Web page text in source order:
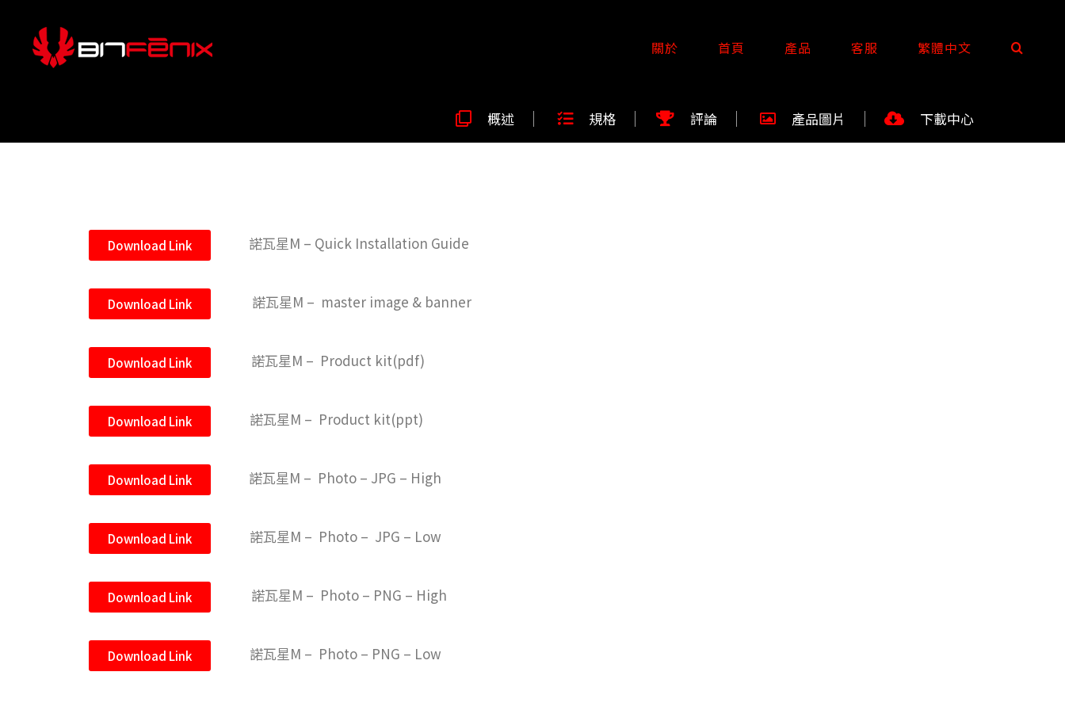
關於 首頁 產品 客服 繁體中文
概述 規格 評論 產品圖片 下載中心
Download Link 諾瓦星M – Quick Installation Guide
Download Link 諾瓦星M – master image & banner
Download Link 諾瓦星M – Product kit(pdf)
Download Link 諾瓦星M – Product kit(ppt)
Download Link 諾瓦星M – Photo – JPG – High
Download Link 諾瓦星M – Photo – JPG – Low
Download Link 諾瓦星M – Photo – PNG – High
Download Link 諾瓦星M – Photo – PNG – Low